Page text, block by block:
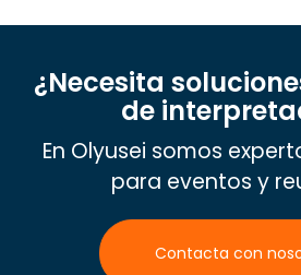
¿Necesita
de
En Olyusei somos
para eventos y
Contacta con